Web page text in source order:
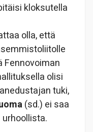
kloksutella
olla, että
Fennovoiman
olisi
tuki,
(sd.) ei saa